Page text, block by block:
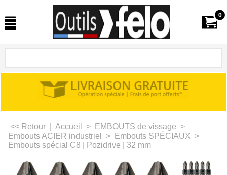
0
<< Retour Accueil > EMBOUTS de vissage >
Embouts ACIER industriel
> Embouts SPÉCIAUX >
Embouts spécial C8 | Pozidrive | 32 mm